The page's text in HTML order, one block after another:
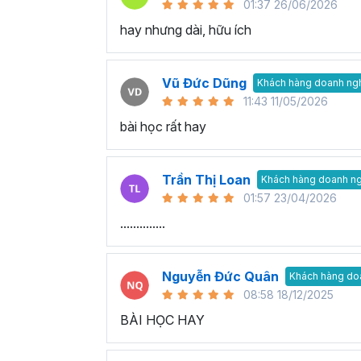
01:37 26/06/2026
hay nhưng dài, hữu ích
Vũ Đức Dũng Khách hàng doanh
11:43 11/05/2026
bài học rất hay
Trần Thị Loan Khách hàng doanh
01:57 23/04/2026
..............
Nguyễn Đức Quân Khách hàng
08:58 18/12/2025
BÀI HỌC HAY